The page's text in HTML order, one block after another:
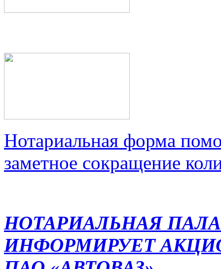
Нотариальная форма
заметное сокращение
НОТАРИАЛЬНАЯ
ИНФОРМИРУЕТ